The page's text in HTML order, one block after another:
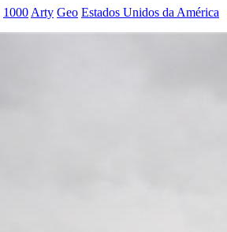
1000 Arty Geo Estados Unidos da América